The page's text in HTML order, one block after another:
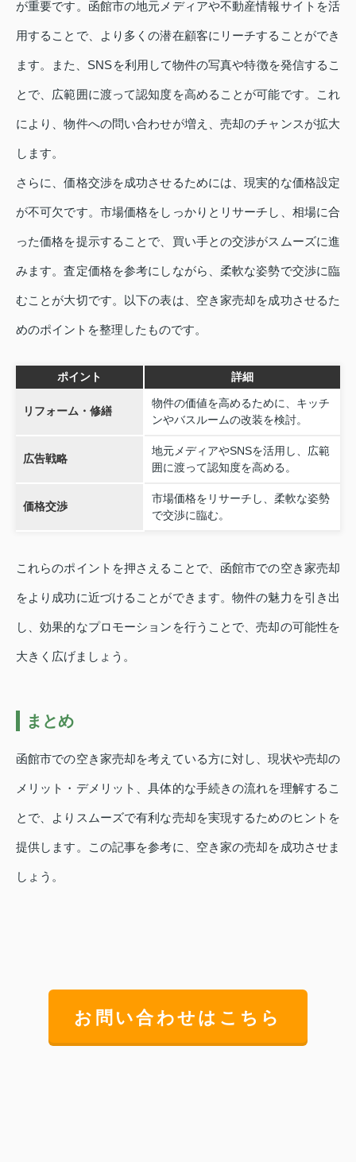
が重要です。函館市の地元メディアや不動産情報サイトを活
用することで、より多くの潜在顧客にリーチすることができ
ます。また、SNSを利用して物件の写真や特徴を発信するこ
とで、広範囲に渡って認知度を高めることが可能です。これ
により、物件への問い合わせが増え、売却のチャンスが拡大
します。
さらに、価格交渉を成功させるためには、現実的な価格設定
が不可欠です。市場価格をしっかりとリサーチし、相場に合
った価格を提示することで、買い手との交渉がスムーズに進
みます。査定価格を参考にしながら、柔軟な姿勢で交渉に臨
むことが大切です。以下の表は、空き家売却を成功させるた
めのポイントを整理したものです。
ポイント 詳細
リフォーム・修繕
物件の価値を高めるために、キッチ
ンやバスルームの改装を検討。
広告戦略
地元メディアやSNSを活用し、広範
囲に渡って認知度を高める。
価格交渉
市場価格をリサーチし、柔軟な姿勢
で交渉に臨む。
これらのポイントを押さえることで、函館市での空き家売却
をより成功に近づけることができます。物件の魅力を引き出
し、効果的なプロモーションを行うことで、売却の可能性を
大きく広げましょう。
まとめ
函館市での空き家売却を考えている方に対し、現状や売却の
メリット・デメリット、具体的な手続きの流れを理解するこ
とで、よりスムーズで有利な売却を実現するためのヒントを
提供します。この記事を参考に、空き家の売却を成功させま
しょう。
お問い合わせはこちら